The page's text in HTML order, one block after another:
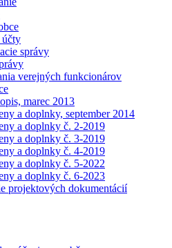
účty
správy
verejných funkcionárov
marec 2013
a doplnky, september 2014
a doplnky č. 2-2019
a doplnky č. 3-2019
a doplnky č. 4-2019
a doplnky č. 5-2022
a doplnky č. 6-2023
projektových dokumentácií